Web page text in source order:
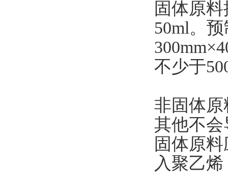
固体原
50ml。
不少于
非固体
其他不
固体原
入聚乙